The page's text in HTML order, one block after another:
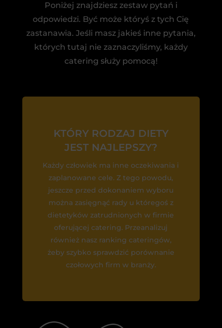
Poniżej znajdziesz zestaw pytań i
odpowiedzi. Być może któryś z tych Cię
zastanawia. Jeśli masz jakieś inne pytania,
których tutaj nie zaznaczyliśmy, każdy
catering służy pomocą!
KTÓRY RODZAJ DIETY
JEST NAJLEPSZY?
Każdy człowiek ma inne oczekiwania i
zaplanowane cele. Z tego powodu,
jeszcze przed dokonaniem wyboru
można zasięgnąć rady u któregoś z
dietetyków zatrudnionych w firmie
oferującej catering. Przeanalizuj
również nasz ranking cateringów,
żeby szybko sprawdzić porównanie
czołowych firm w branży.